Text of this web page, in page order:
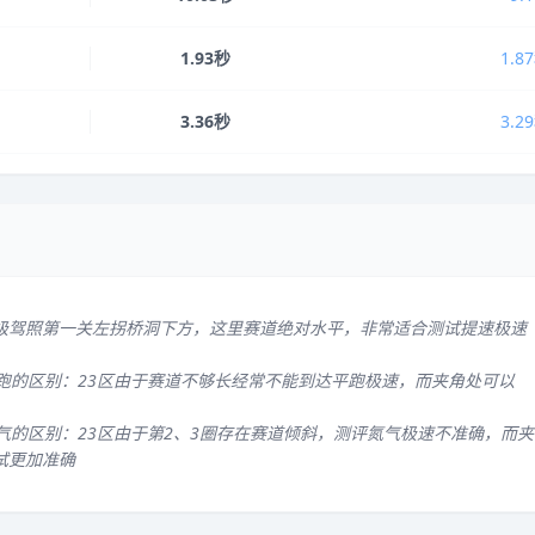
1.93秒
3.36秒
驾照第一关左拐桥洞下方，这里赛道绝对水平，非常适合测试提速极速
的区别：23区由于赛道不够长经常不能到达平跑极速，而夹角处可以
的区别：23区由于第2、3圈存在赛道倾斜，测评氮气极速不准确，而夹
更加准确